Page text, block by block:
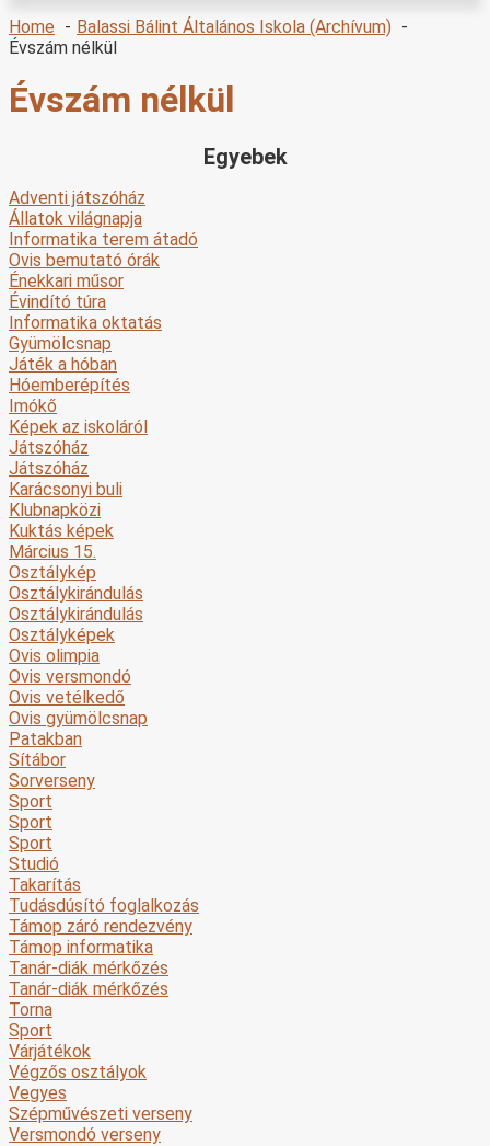
Home
Balassi Bálint Általános Iskola (Archívum)
Évszám nélkül
Évszám nélkül
Egyebek
Adventi játszóház
Állatok világnapja
Informatika terem átadó
Ovis bemutató órák
Énekkari műsor
Évindító túra
Informatika oktatás
Gyümölcsnap
Játék a hóban
Hóemberépítés
Imókő
Képek az iskoláról
Játszóház
Játszóház
Karácsonyi buli
Klubnapközi
Kuktás képek
Március 15.
Osztálykép
Osztálykirándulás
Osztálykirándulás
Osztályképek
Ovis olimpia
Ovis versmondó
Ovis vetélkedő
Ovis gyümölcsnap
Patakban
Sítábor
Sorverseny
Sport
Sport
Sport
Studió
Takarítás
Tudásdúsító foglalkozás
Támop záró rendezvény
Támop informatika
Tanár-diák mérkőzés
Tanár-diák mérkőzés
Torna
Sport
Várjátékok
Végzős osztályok
Vegyes
Szépművészeti verseny
Versmondó verseny